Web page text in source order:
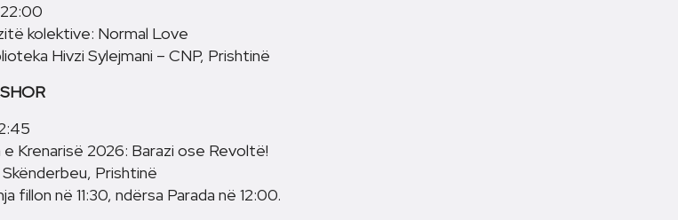
kolektive: Normal Love
Hivzi Sylejmani – CNP, Prishtinë
e Krenarisë 2026: Barazi ose Revoltë!
Prishtinë
fillon në 11:30, ndërsa Parada në 12:00.